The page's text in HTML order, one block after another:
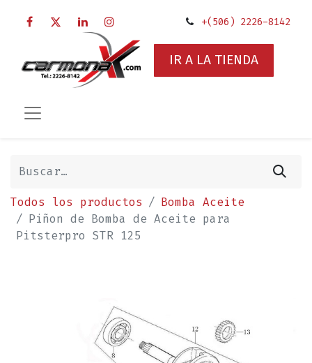
+(506) 2226-8142
IR A LA TIENDA
Todos los productos
Bomba Aceite
Piñon de Bomba de Aceite para
Pitsterpro STR 125